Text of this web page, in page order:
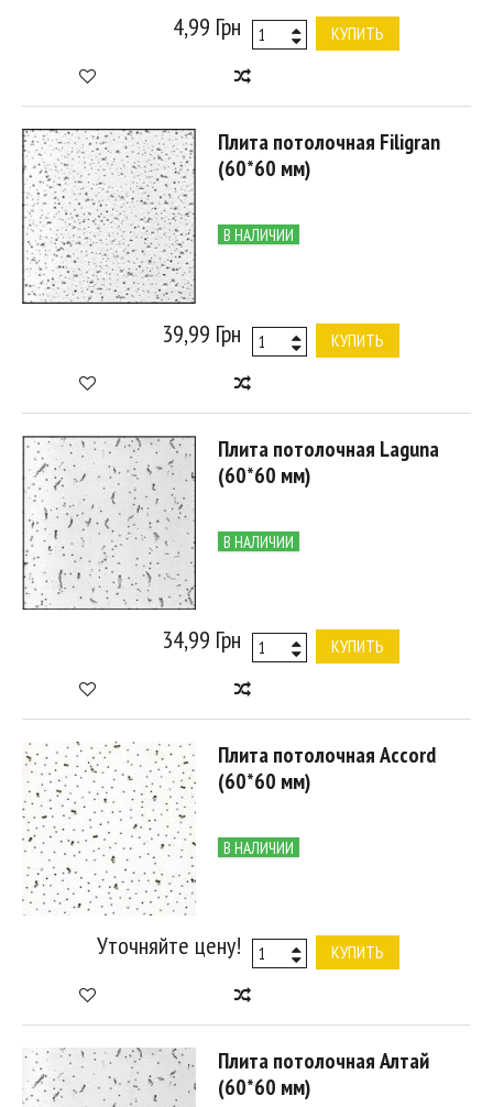
4,99 Грн КУПИТЬ
Плита потолочная Filigran
(60*60 мм)
В НАЛИЧИИ
39,99 Грн КУПИТЬ
Плита потолочная Laguna
(60*60 мм)
В НАЛИЧИИ
34,99 Грн КУПИТЬ
Плита потолочная Accord
(60*60 мм)
В НАЛИЧИИ
Уточняйте цену! КУПИТЬ
Плита потолочная Алтай
(60*60 мм)